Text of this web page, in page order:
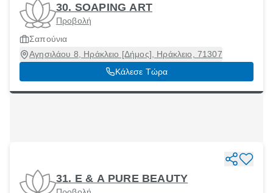
30. SOAPING ART
Προβολή
Σαπούνια
Αγησιλάου 8, Ηράκλειο [Δήμος], Ηράκλειο, 71307
Κάλεσε Τώρα
31. Ε & Α PURE BEAUTY